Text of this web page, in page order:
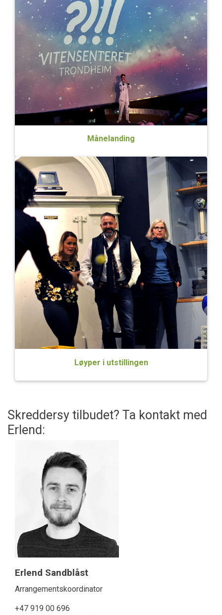
Månelanding
Løyper i utstillingen
Skreddersy tilbudet? Ta kontakt med
Erlend:
Erlend Sandblåst
Arrangementskoordinator
+47 919 00 696